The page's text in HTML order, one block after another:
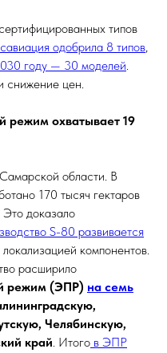
типов
одобрила 8 типов,
году — 30 моделей.
снижение цен.
режим охватывает 19
области. В
170 тысяч гектаров
Это доказало
S-80 развивается
локализацией компонентов.
расширило
режим (ЭПР) на семь
Челябинскую,
край. Итого в ЭПР